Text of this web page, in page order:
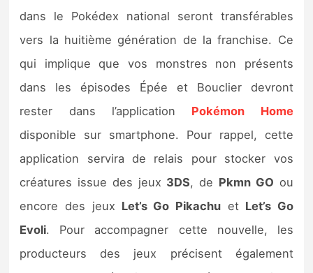
Previews
Précommandes
Précommandes jeux Switch 2
Sorties de jeux
Bons plans
Guides
dans le Pokédex national seront transférables
vers la huitième génération de la franchise. Ce
qui implique que vos monstres non présents
dans les épisodes Épée et Bouclier devront
rester dans l’application Pokémon Home
disponible sur smartphone. Pour rappel, cette
application servira de relais pour stocker vos
créatures issue des jeux 3DS, de Pkmn GO ou
encore des jeux Let’s Go Pikachu et Let’s Go
Evoli. Pour accompagner cette nouvelle, les
producteurs des jeux précisent également